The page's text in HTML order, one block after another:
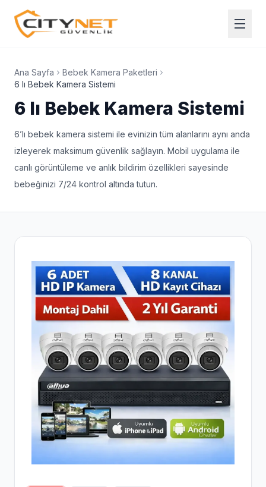
Ana Sayfa
Bebek Kamera Paketleri
6 lı Bebek Kamera Sistemi
6 lı Bebek Kamera Sistemi
6’lı bebek kamera sistemi ile evinizin tüm alanlarını aynı anda
izleyerek maksimum güvenlik sağlayın. Mobil uygulama ile
canlı görüntüleme ve anlık bildirim özellikleri sayesinde
bebeğinizi 7/24 kontrol altında tutun.